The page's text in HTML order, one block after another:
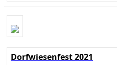
Dorfwiesenfest 2021